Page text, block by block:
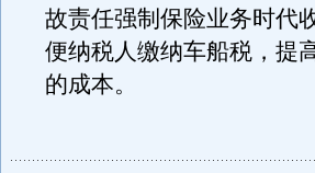
故责任强制保险业务时代
便纳税人缴纳车船税，提
的成本。